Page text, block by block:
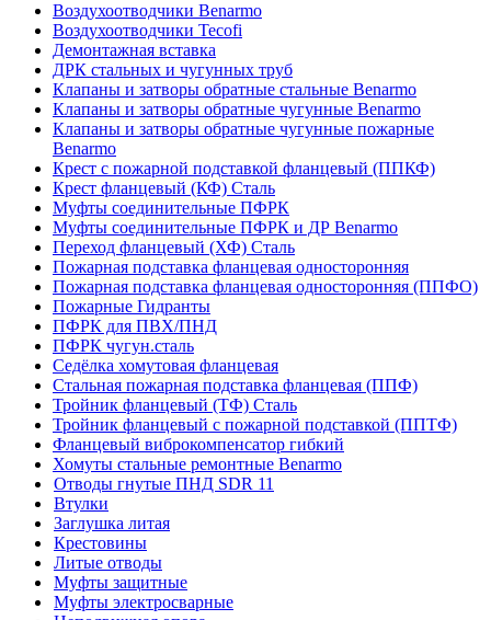
Воздухоотводчики Benarmo
Воздухоотводчики Tecofi
Демонтажная вставка
ДРК стальных и чугунных труб
Клапаны и затворы обратные стальные Benarmo
Клапаны и затворы обратные чугунные Benarmo
Клапаны и затворы обратные чугунные пожарные
Benarmo
Крест с пожарной подставкой фланцевый (ППКФ)
Крест фланцевый (КФ) Сталь
Муфты соединительные ПФРК
Муфты соединительные ПФРК и ДР Benarmo
Переход фланцевый (ХФ) Сталь
Пожарная подставка фланцевая односторонняя
Пожарная подставка фланцевая односторонняя (ППФО)
Пожарные Гидранты
ПФРК для ПВХ/ПНД
ПФРК чугун.сталь
Седёлка хомутовая фланцевая
Стальная пожарная подставка фланцевая (ППФ)
Тройник фланцевый (ТФ) Сталь
Тройник фланцевый с пожарной подставкой (ППТФ)
Фланцевый виброкомпенсатор гибкий
Хомуты стальные ремонтные Benarmo
Отводы гнутые ПНД SDR 11
Втулки
Заглушка литая
Крестовины
Литые отводы
Муфты защитные
Муфты электросварные